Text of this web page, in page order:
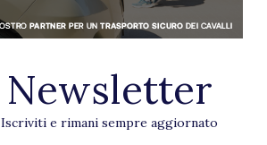
Newsletter
Iscriviti e rimani sempre aggiornato